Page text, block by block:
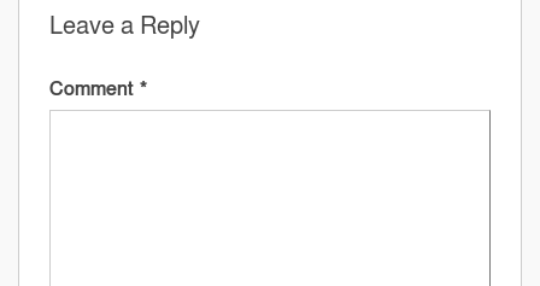
Leave a Reply
Comment *